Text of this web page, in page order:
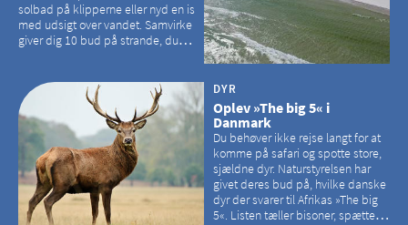
solbad på klipperne eller nyd en is
med udsigt over vandet. Samvirke
giver dig 10 bud på strande, du
DYR
Oplev »The big 5« i
Danmark
Du behøver ikke rejse langt for at
komme på safari og spotte store,
sjældne dyr. Naturstyrelsen har
givet deres bud på, hvilke danske
dyr der svarer til Afrikas »The big
5«. Listen tæller bisoner, spættede